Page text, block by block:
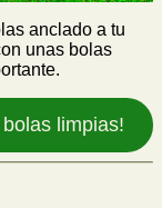
anclado a tu
unas bolas
limpias!